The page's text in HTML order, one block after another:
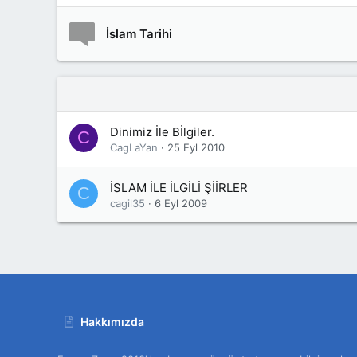
İslam Tarihi
C Dinimiz İle Bİlgiler.
CagLaYan 25 Eyl 2010
C İSLAM İLE İLGİLİ ŞİİRLER
cagil35 6 Eyl 2009
Hakkımızda